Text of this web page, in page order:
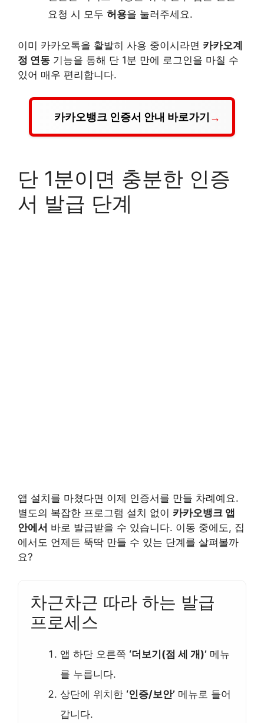
요청 시 모두 허용을 눌러주세요.
이미 카카오톡을 활발히 사용 중이시라면 카카오계
정 연동 기능을 통해 단 1분 만에 로그인을 마칠 수
있어 매우 편리합니다.
카카오뱅크 인증서 안내 바로가기
단 1분이면 충분한 인증
서 발급 단계
앱 설치를 마쳤다면 이제 인증서를 만들 차례예요.
별도의 복잡한 프로그램 설치 없이 카카오뱅크 앱
안에서 바로 발급받을 수 있습니다. 이동 중에도, 집
에서도 언제든 뚝딱 만들 수 있는 단계를 살펴볼까
요?
차근차근 따라 하는 발급
프로세스
앱 하단 오른쪽 ‘더보기(점 세 개)’ 메뉴
를 누릅니다.
상단에 위치한 ‘인증/보안’ 메뉴로 들어
갑니다.